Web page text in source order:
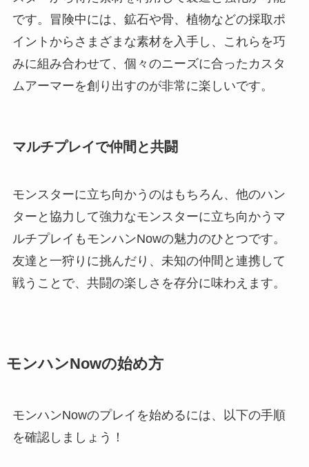
です。冒険中には、鉱石や骨、植物などの採取ポ
イントからさまざまな素材を入手し、これらを巧
みに組み合わせて、個々のニーズに合ったカスタ
ムアーマーを創り出すのが非常に楽しいです。
マルチプレイで仲間と共闘
モンスターに立ち向かうのはもちろん、他のハン
ターと協力して強力なモンスターに立ち向かうマ
ルチプレイもモンハンNowの魅力のひとつです。
友達と一狩りに挑んだり、未知の仲間と連携して
戦うことで、共闘の楽しさを存分に味わえます。
モンハンNowの始め方
モンハンNowのプレイを始めるには、以下の手順
を確認しましょう！